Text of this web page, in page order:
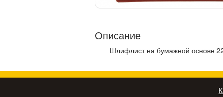
Описание
Шлифлист на бумажной основе